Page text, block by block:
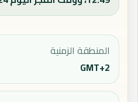
المنطقة الزمنية
GMT+2